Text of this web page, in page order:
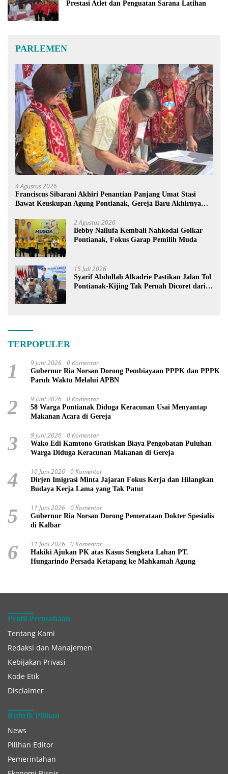
Prestasi Atlet dan Penguatan Sarana Latihan
PARLEMEN
4 Agustus 2026
Franciscus Sibarani Akhiri Penantian Panjang Umat Stasi
Bawat Keuskupan Agung Pontianak, Gereja Baru Akhirnya
2 Agustus 2026
Bebby Nailufa Kembali Nahkodai Golkar
Pontianak, Fokus Garap Pemilih Muda
15 Juli 2026
Syarif Abdullah Alkadrie Pastikan Jalan Tol
Pontianak-Kijing Tak Pernah Dicoret dari
TERPOPULER
1 9 Juni 2026 0 Komentar
Gubernur Ria Norsan Dorong Pembiayaan PPPK dan PPPK
Paruh Waktu Melalui APBN
2 9 Juni 2026 0 Komentar
58 Warga Pontianak Diduga Keracunan Usai Menyantap
Makanan Acara di Gereja
3 9 Juni 2026 0 Komentar
Wako Edi Kamtono Gratiskan Biaya Pengobatan Puluhan
Warga Diduga Keracunan Makanan di Gereja
4 10 Juni 2026 0 Komentar
Dirjen Imigrasi Minta Jajaran Fokus Kerja dan Hilangkan
Budaya Kerja Lama yang Tak Patut
5 11 Juni 2026 0 Komentar
Gubernur Ria Norsan Dorong Pemerataan Dokter Spesialis
di Kalbar
6 11 Juni 2026 0 Komentar
Hakiki Ajukan PK atas Kasus Sengketa Lahan PT.
Hungarindo Persada Ketapang ke Mahkamah Agung
Profil Perusahaan
Tentang Kami
Redaksi dan Manajemen
Kebijakan Privasi
Kode Etik
Disclaimer
Rubrik Pilihan
News
Pilihan Editor
Pemerintahan